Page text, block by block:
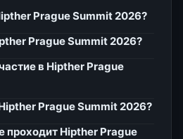
Prague Summit 2026?
Prague Summit 2026?
в Hipther Prague
Prague Summit 2026?
проходит Hipther Prague